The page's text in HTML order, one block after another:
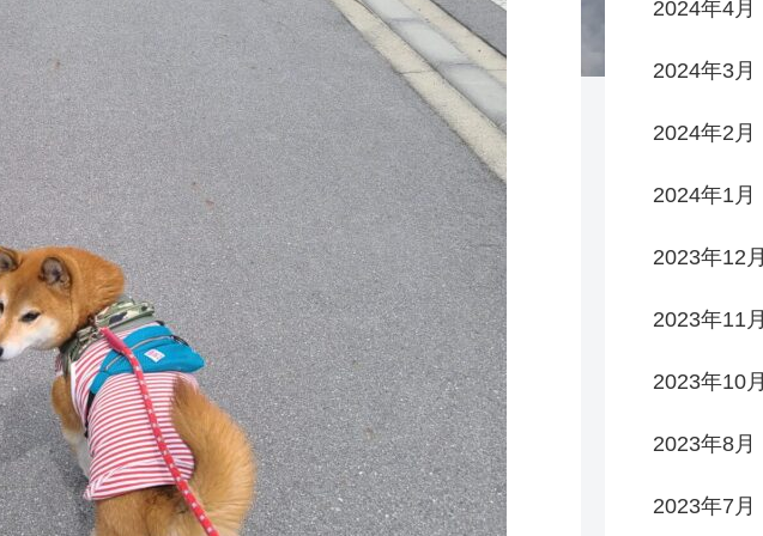
2024年4月
2024年3月
2024年2月
2024年1月
2023年12月
2023年11月
2023年10月
2023年8月
2023年7月